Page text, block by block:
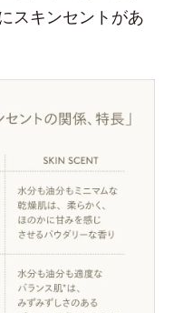
スキンセントがあ